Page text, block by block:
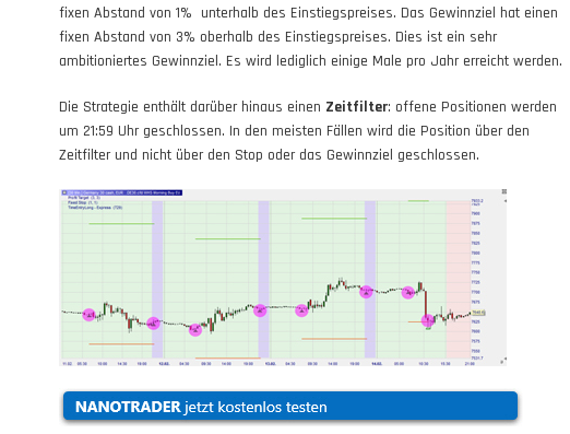
fixen Abstand von 1% unterhalb des Einstiegspreises. Das Gewinnziel hat einen
fixen Abstand von 3% oberhalb des Einstiegspreises. Dies ist ein sehr
ambitioniertes Gewinnziel. Es wird lediglich einige Male pro Jahr erreicht werden.
Die Strategie enthält darüber hinaus einen Zeitfilter: offene Positionen werden
um 21:59 Uhr geschlossen. In den meisten Fällen wird die Position über den
Zeitfilter und nicht über den Stop oder das Gewinnziel geschlossen.